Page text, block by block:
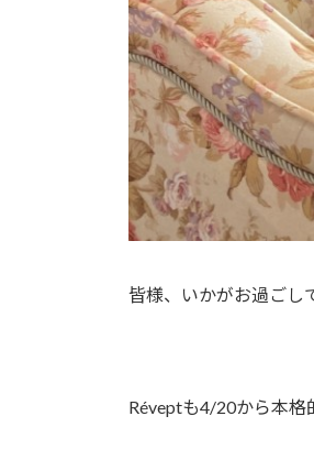
皆様、いかがお過ごし
Réveptも4/20から本格